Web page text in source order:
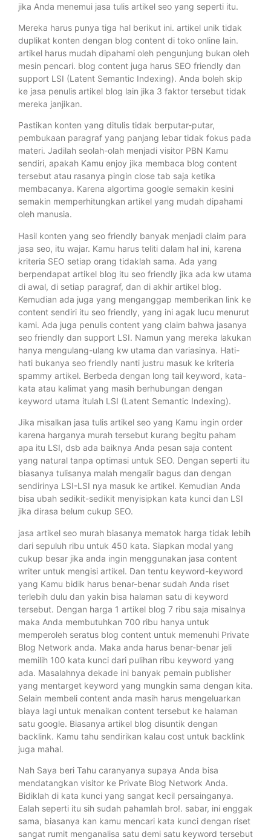
jika Anda menemui jasa tulis artikel seo yang seperti itu.
Mereka harus punya tiga hal berikut ini. artikel unik tidak
duplikat konten dengan blog content di toko online lain.
artikel harus mudah dipahami oleh pengunjung bukan oleh
mesin pencari. blog content juga harus SEO friendly dan
support LSI (Latent Semantic Indexing). Anda boleh skip
ke jasa penulis artikel blog lain jika 3 faktor tersebut tidak
mereka janjikan.
Pastikan konten yang ditulis tidak berputar-putar,
pembukaan paragraf yang panjang lebar tidak fokus pada
materi. Jadilah seolah-olah menjadi visitor PBN Kamu
sendiri, apakah Kamu enjoy jika membaca blog content
tersebut atau rasanya pingin close tab saja ketika
membacanya. Karena algortima google semakin kesini
semakin memperhitungkan artikel yang mudah dipahami
oleh manusia.
Hasil konten yang seo friendly banyak menjadi claim para
jasa seo, itu wajar. Kamu harus teliti dalam hal ini, karena
kriteria SEO setiap orang tidaklah sama. Ada yang
berpendapat artikel blog itu seo friendly jika ada kw utama
di awal, di setiap paragraf, dan di akhir artikel blog.
Kemudian ada juga yang menganggap memberikan link ke
content sendiri itu seo friendly, yang ini agak lucu menurut
kami. Ada juga penulis content yang claim bahwa jasanya
seo friendly dan support LSI. Namun yang mereka lakukan
hanya mengulang-ulang kw utama dan variasinya. Hati-
hati bukanya seo friendly nanti justru masuk ke kriteria
spammy artikel. Berbeda dengan long tail keyword, kata-
kata atau kalimat yang masih berhubungan dengan
keyword utama itulah LSI (Latent Semantic Indexing).
Jika misalkan jasa tulis artikel seo yang Kamu ingin order
karena harganya murah tersebut kurang begitu paham
apa itu LSI, dsb ada baiknya Anda pesan saja content
yang natural tanpa optimasi untuk SEO. Dengan seperti itu
biasanya tulisanya malah mengalir bagus dan dengan
sendirinya LSI-LSI nya masuk ke artikel. Kemudian Anda
bisa ubah sedikit-sedikit menyisipkan kata kunci dan LSI
jika dirasa belum cukup SEO.
jasa artikel seo murah biasanya mematok harga tidak lebih
dari sepuluh ribu untuk 450 kata. Siapkan modal yang
cukup besar jika anda ingin menggunakan jasa content
writer untuk mengisi artikel. Dan tentu keyword-keyword
yang Kamu bidik harus benar-benar sudah Anda riset
terlebih dulu dan yakin bisa halaman satu di keyword
tersebut. Dengan harga 1 artikel blog 7 ribu saja misalnya
maka Anda membutuhkan 700 ribu hanya untuk
memperoleh seratus blog content untuk memenuhi Private
Blog Network anda. Maka anda harus benar-benar jeli
memilih 100 kata kunci dari pulihan ribu keyword yang
ada. Masalahnya dekade ini banyak pemain publisher
yang mentarget keyword yang mungkin sama dengan kita.
Selain membeli content anda masih harus mengeluarkan
biaya lagi untuk menaikan content tersebut ke halaman
satu google. Biasanya artikel blog disuntik dengan
backlink. Kamu tahu sendirikan kalau cost untuk backlink
juga mahal.
Nah Saya beri Tahu caranyanya supaya Anda bisa
mendatangkan visitor ke Private Blog Network Anda.
Bidiklah di kata kunci yang sangat kecil persainganya.
Ealah seperti itu sih sudah pahamlah bro!. sabar, ini enggak
sama, biasanya kan kamu mencari kata kunci dengan riset
sangat rumit menganalisa satu demi satu keyword tersebut